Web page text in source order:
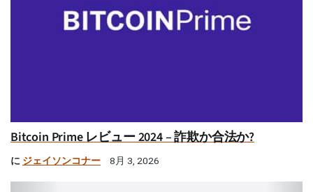
Bitcoin Prime レビュー 2024 – 詐欺か合法か?
に ジェイソンコナー 8月 3, 2026